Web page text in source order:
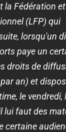
la Fédération
(LFP) qui
lorsqu'un
paye un
droits de
an) et
le vendredi,
lui faut des
certaine